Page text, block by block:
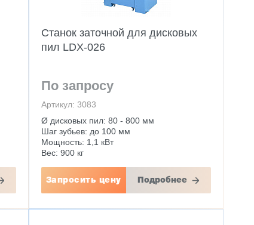
Станок заточной для дисковых
пил LDX-026
По запросу
Артикул: 3083
Ø дисковых пил: 80 - 800 мм
Шаг зубьев: до 100 мм
Мощность: 1,1 кВт
Вес: 900 кг
Запросить цену Подробнее